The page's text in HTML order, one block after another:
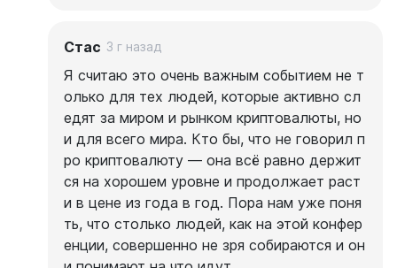
Стас 3 г назад
Я считаю это очень важным событием не т
олько для тех людей, которые активно сл
едят за миром и рынком криптовалюты, но
и для всего мира. Кто бы, что не говорил п
ро криптовалюту — она всё равно держит
ся на хорошем уровне и продолжает раст
и в цене из года в год. Пора нам уже поня
ть, что столько людей, как на этой конфер
енции, совершенно не зря собираются и он